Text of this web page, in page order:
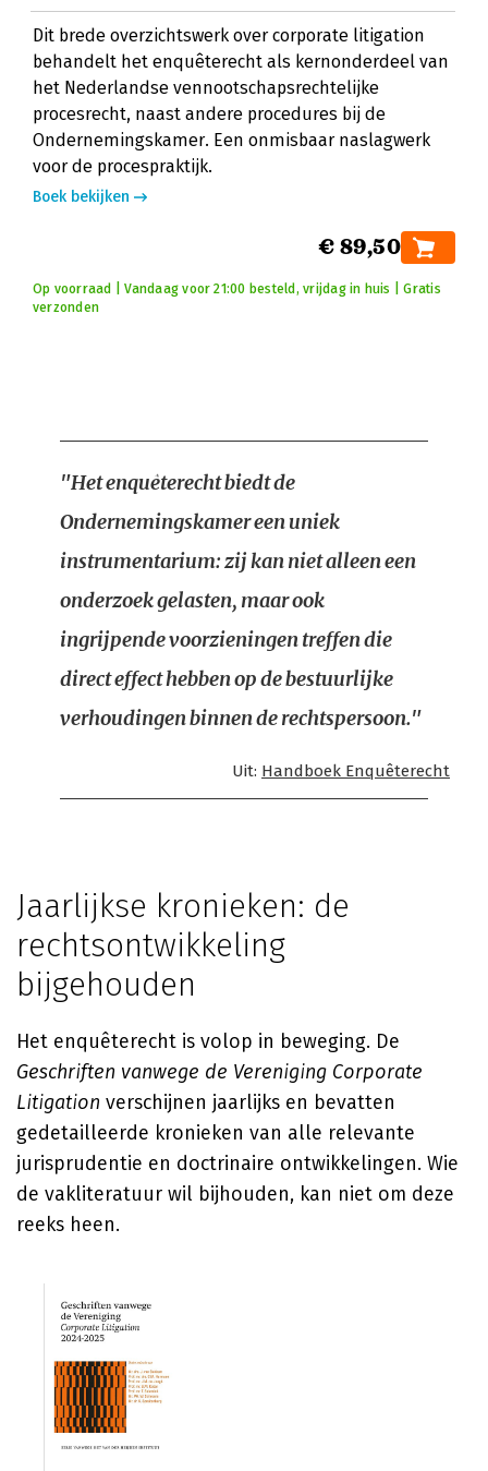
Dit brede overzichtswerk over corporate litigation
behandelt het enquêterecht als kernonderdeel van
het Nederlandse vennootschapsrechtelijke
procesrecht, naast andere procedures bij de
Ondernemingskamer. Een onmisbaar naslagwerk
voor de procespraktijk.
Boek bekijken
€ 89,50
Op voorraad | Vandaag voor 21:00 besteld, vrijdag in huis | Gratis
verzonden
"Het enquêterecht biedt de
Ondernemingskamer een uniek
instrumentarium: zij kan niet alleen een
onderzoek gelasten, maar ook
ingrijpende voorzieningen treffen die
direct effect hebben op de bestuurlijke
verhoudingen binnen de rechtspersoon."
Uit: Handboek Enquêterecht
Jaarlijkse kronieken: de
rechtsontwikkeling
bijgehouden
Het enquêterecht is volop in beweging. De
Geschriften vanwege de Vereniging Corporate
Litigation verschijnen jaarlijks en bevatten
gedetailleerde kronieken van alle relevante
jurisprudentie en doctrinaire ontwikkelingen. Wie
de vakliteratuur wil bijhouden, kan niet om deze
reeks heen.